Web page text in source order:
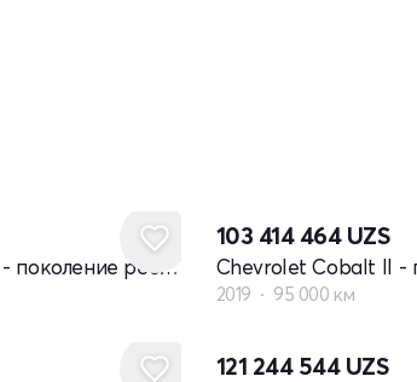
Chevrolet Cobalt II - поколение рестайлинг
103 414 464 UZS
2019 95 000 км
121 244 544 UZS